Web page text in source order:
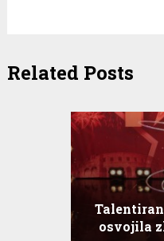
Related Posts
osvojila